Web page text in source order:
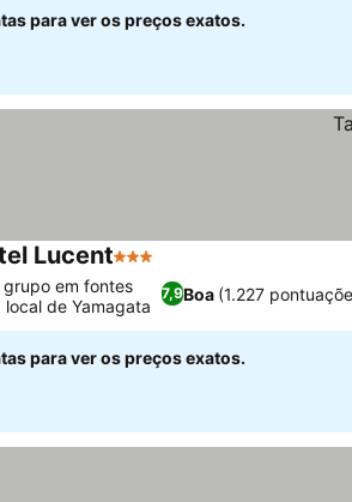
para ver os preços exatos.
Lucent3 Estrelas
7,9Boa (1.227
em fontes
local de Yamagata
para ver os preços exatos.